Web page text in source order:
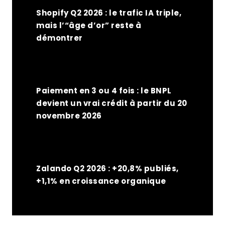
Shopify Q2 2026 : le trafic IA triple,
mais l’“âge d’or” reste à
démontrer
Paiement en 3 ou 4 fois : le BNPL
devient un vrai crédit à partir du 20
novembre 2026
Zalando Q2 2026 : +20,8% publiés,
+1,1% en croissance organique